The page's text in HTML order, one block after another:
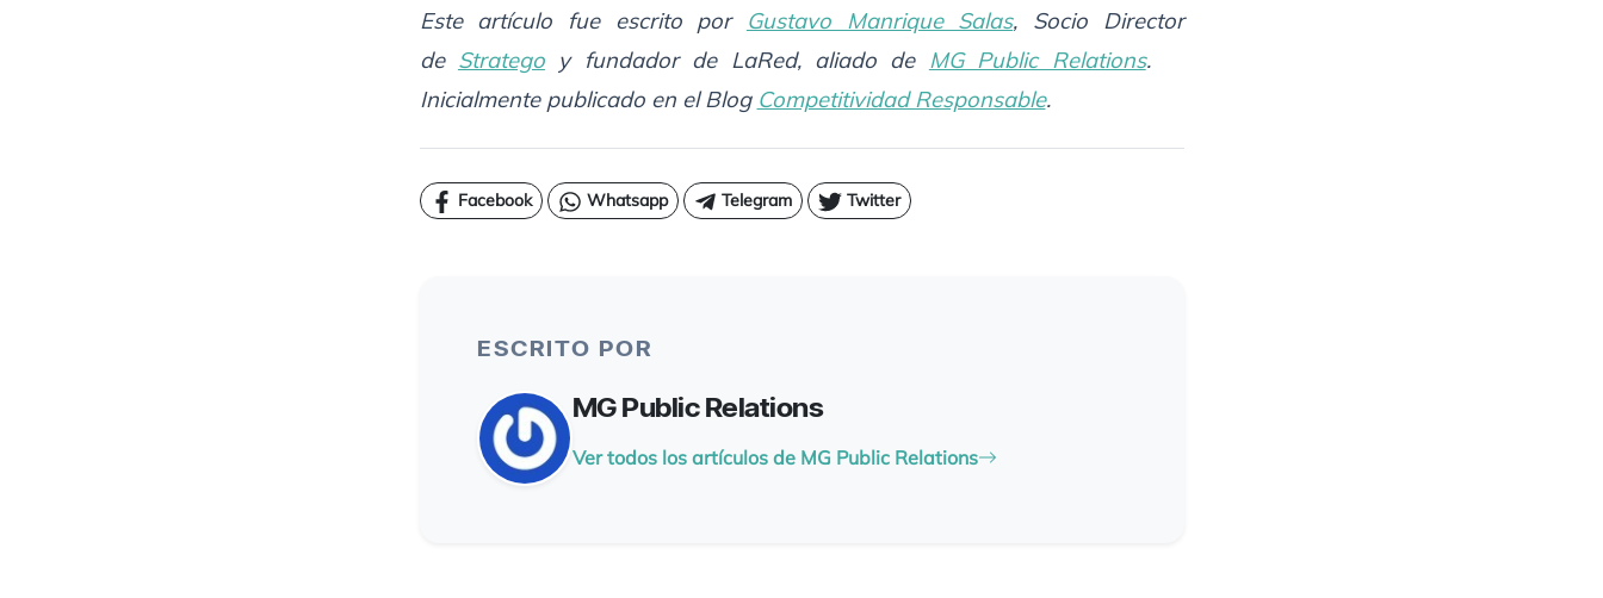
Este artículo fue escrito por Gustavo Manrique Salas, Socio Director
de Strategoy fundador de LaRed, aliado de MG Public Relations.
Inicialmente publicado en el Blog Competitividad Responsable.
Facebook Whatsapp Telegram Twitter
ESCRITO POR
MG Public Relations
Ver todos los artículos de MG Public Relations